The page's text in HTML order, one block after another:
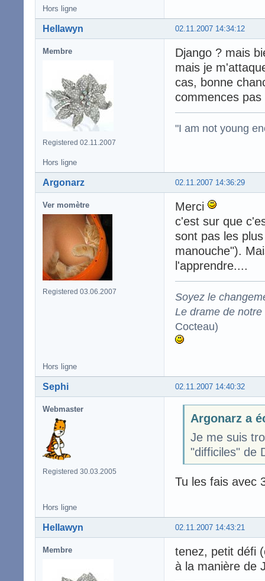
Hors ligne
02.11.2007 14:34:12
Hellawyn
Membre
Registered 02.11.2007
Django ? mais
mais je
cas, bonne
commences
"I am not young
Hors ligne
02.11.2007 14:36:29
Argonarz
Ver momètre
Registered 03.06.2007
Merci
c'est sur que
sont pas les
manouche").
l'apprendre....
Soyez le
Le drame de
Cocteau)
Hors ligne
02.11.2007 14:40:32
Sephi
Webmaster
Registered 30.03.2005
Argonarz a
Je me suis
"difficiles" de
Tu les fais avec
Hors ligne
02.11.2007 14:43:21
Hellawyn
Membre
tenez, petit défi
à la manière de